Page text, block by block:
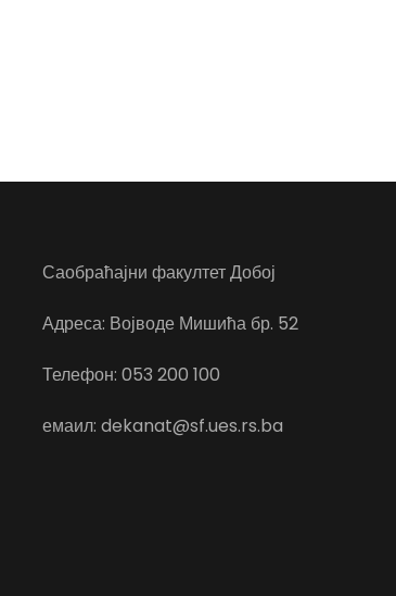
Саобраћајни факултет Добој
Адреса: Војводе Мишића бр. 52
Телефон: 053 200 100
емаил: dekanat@sf.ues.rs.ba